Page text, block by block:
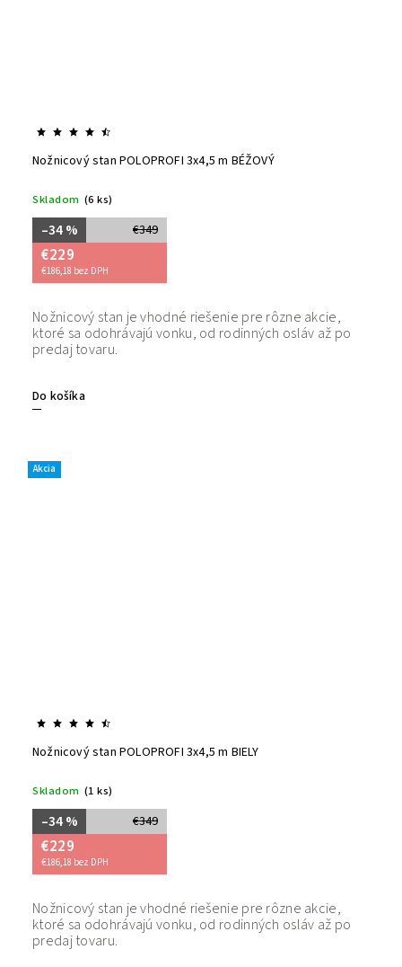
Nožnicový stan POLOPROFI 3x4,5 m BÉŽOVÝ
Skladom (6 ks)
€349
–34 %
€229
€186,18 bez DPH
Do košíka
Nožnicový stan je vhodné riešenie pre rôzne akcie,
ktoré sa odohrávajú vonku, od rodinných osláv až po
predaj tovaru.
Akcia
Nožnicový stan POLOPROFI 3x4,5 m BIELY
Skladom (1 ks)
€349
–34 %
€229
€186,18 bez DPH
Nožnicový stan je vhodné riešenie pre rôzne akcie,
ktoré sa odohrávajú vonku, od rodinných osláv až po
predaj tovaru.